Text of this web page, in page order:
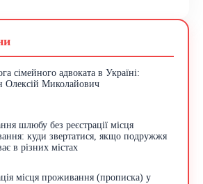
сімейного адвоката в Україні:
Олексій Миколайович
шлюбу без реєстрації місця
куди звертатися, якщо подружжя
в різних містах
місця проживання (прописка) у